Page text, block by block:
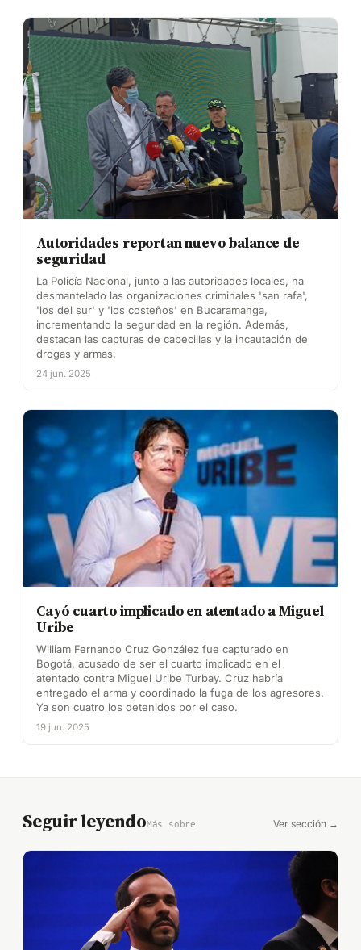
Autoridades reportan nuevo balance de
seguridad
La Policía Nacional, junto a las autoridades locales, ha
desmantelado las organizaciones criminales 'san rafa',
'los del sur' y 'los costeños' en Bucaramanga,
incrementando la seguridad en la región. Además,
destacan las capturas de cabecillas y la incautación de
drogas y armas.
24 jun. 2025
Cayó cuarto implicado en atentado a Miguel
Uribe
William Fernando Cruz González fue capturado en
Bogotá, acusado de ser el cuarto implicado en el
atentado contra Miguel Uribe Turbay. Cruz habría
entregado el arma y coordinado la fuga de los agresores.
Ya son cuatro los detenidos por el caso.
19 jun. 2025
Seguir leyendoMás sobre Ver sección →